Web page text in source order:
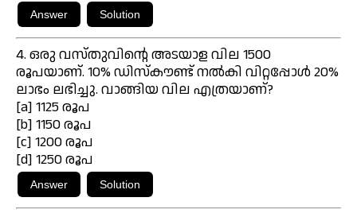
4. ഒരു വസ്തുവിന്റെ അടയാള വില 1500
രൂപയാണ്. 10% ഡിസ്കൗണ്ട് നൽകി വിറ്റപ്പോൾ 20%
ലാഭം ലഭിച്ചു. വാങ്ങിയ വില എത്രയാണ്?
[a] 1125 രൂപ
[b] 1150 രൂപ
[c] 1200 രൂപ
[d] 1250 രൂപ